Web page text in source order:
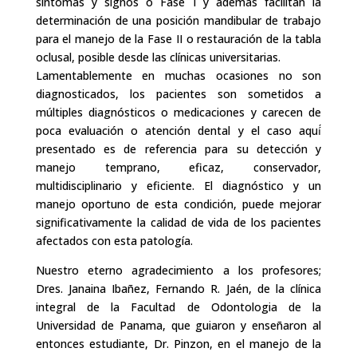
determinación de una posición mandibular de trabajo
para el manejo de la Fase II o restauración de la tabla
oclusal, posible desde las clínicas universitarias.
Lamentablemente en muchas ocasiones no son
diagnosticados, los pacientes son sometidos a
múltiples diagnósticos o medicaciones y carecen de
poca evaluación o atención dental y el caso aquí́
presentado es de referencia para su detección y
manejo temprano, eficaz, conservador,
multidisciplinario y eficiente. El diagnóstico y un
manejo oportuno de esta condición, puede mejorar
significativamente la calidad de vida de los pacientes
afectados con esta patología.
Nuestro eterno agradecimiento a los profesores;
Dres. Janaina Ibañez, Fernando R. Jaén, de la clínica
integral de la Facultad de Odontologia de la
Universidad de Panama, que guiaron y enseñaron al
entonces estudiante, Dr. Pinzon, en el manejo de la